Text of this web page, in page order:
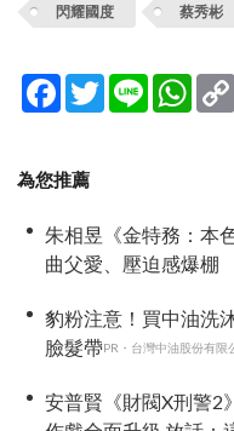
閃耀國度 蔡秀彬
Facebook
TwitterLine
為您推薦
朱相昱《金特務：本
曲父愛、壓迫感爆
豹粉注意！買中油洗
臉髮帶PR・台灣中油股份有限
安普賢《財閥X刑警2